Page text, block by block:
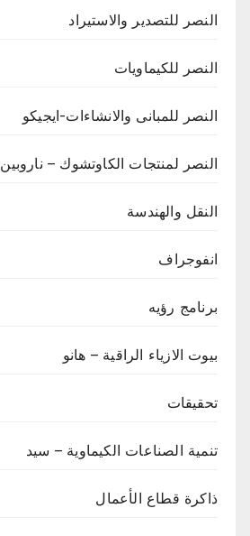
النصر للتصدير والاستيراد
النصر للكيماويات
النصر للمبانى والانشاءات-ايجيكو
النصر لمنتجات الكاوتشوك – ناروبين
النقل والهندسة
انفوجراف
برنامج رؤيه
بيوت الازياء الراقية – هانو
تحقيقات
تنمية الصناعات الكيماوية – سيد
ذاكرة قطاع الأعمال